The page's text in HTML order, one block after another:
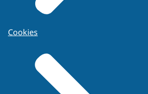
Cookies